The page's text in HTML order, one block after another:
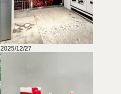
2025/12/27